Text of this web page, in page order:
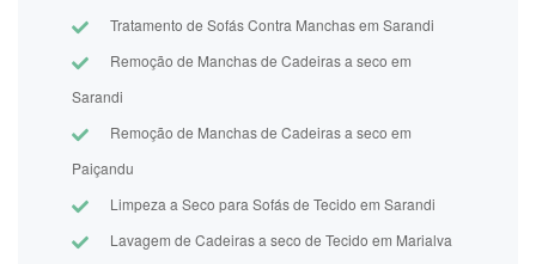
Tratamento de Sofás Contra Manchas em Sarandi
Remoção de Manchas de Cadeiras a seco em
Sarandi
Remoção de Manchas de Cadeiras a seco em
Paiçandu
Limpeza a Seco para Sofás de Tecido em Sarandi
Lavagem de Cadeiras a seco de Tecido em Marialva